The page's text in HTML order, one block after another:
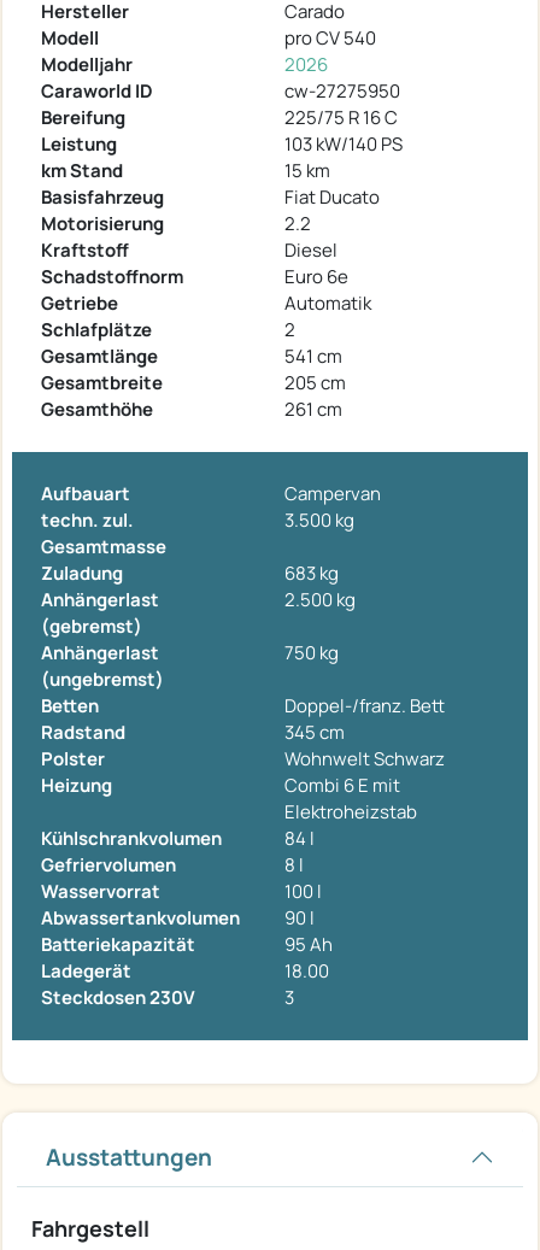
Hersteller
Carado
Modell
pro CV 540
Modelljahr
2026
Caraworld ID
cw-27275950
Bereifung
225/75 R 16 C
Leistung
103 kW/140 PS
km Stand
15 km
Basisfahrzeug
Fiat Ducato
Motorisierung
2.2
Kraftstoff
Diesel
Schadstoffnorm
Euro 6e
Getriebe
Automatik
Schlafplätze
2
Gesamtlänge
541 cm
Gesamtbreite
205 cm
Gesamthöhe
261 cm
Aufbauart
Campervan
techn. zul.
Gesamtmasse
3.500 kg
Zuladung
683 kg
Anhängerlast
(gebremst)
2.500 kg
Anhängerlast
(ungebremst)
750 kg
Betten
Doppel-/franz. Bett
Radstand
345 cm
Polster
Wohnwelt Schwarz
Heizung
Combi 6 E mit
Elektroheizstab
Kühlschrankvolumen
84 l
Gefriervolumen
8 l
Wasservorrat
100 l
Abwassertankvolumen
90 l
Batteriekapazität
95 Ah
Ladegerät
18.00
Steckdosen 230V
3
Ausstattungen
Fahrgestell